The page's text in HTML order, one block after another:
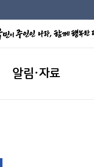
알림·자료